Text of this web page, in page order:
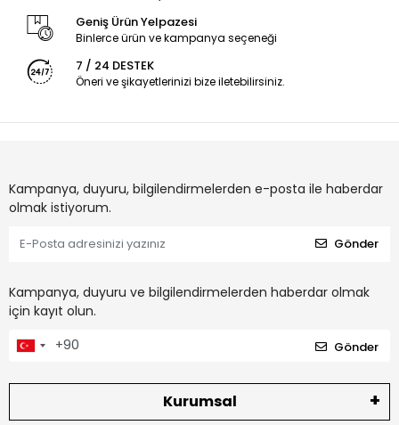
Geniş Ürün Yelpazesi
Binlerce ürün ve kampanya seçeneği
7 / 24 DESTEK
Öneri ve şikayetlerinizi bize iletebilirsiniz.
Kampanya, duyuru, bilgilendirmelerden e-posta ile haberdar
olmak istiyorum.
Gönder
Kampanya, duyuru ve bilgilendirmelerden haberdar olmak
için kayıt olun.
Gönder
Kurumsal